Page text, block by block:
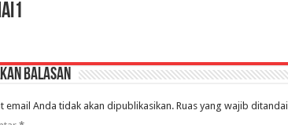
Balasan
email Anda tidak akan dipublikasikan. Ruas yang wajib ditandai